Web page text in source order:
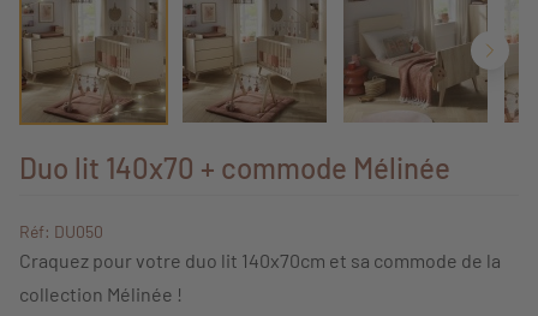
Duo lit 140x70 + commode Mélinée
Réf: DU050
Craquez pour votre duo lit 140x70cm et sa commode de la
collection Mélinée !